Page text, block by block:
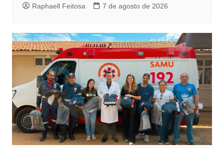
Raphaell Feitosa 7 de agosto de 2026